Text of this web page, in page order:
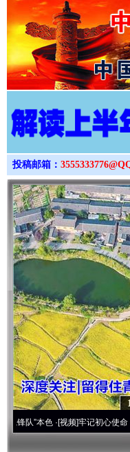
投稿邮箱：
·[视频]牢记初心使命 奋进复兴